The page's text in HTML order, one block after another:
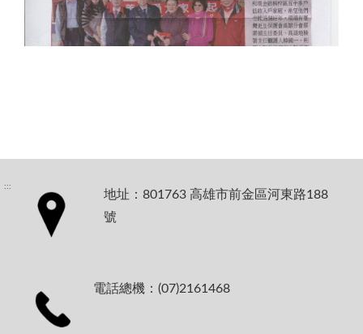
:::
地址：801763 高雄市前金區河東路188
號
電話總機：(07)2161468